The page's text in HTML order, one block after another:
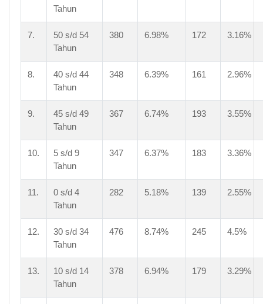
Tahun
7.
50 s/d 54
Tahun
380 6.98% 172 3.16%
8.
40 s/d 44
Tahun
348 6.39% 161 2.96%
9.
45 s/d 49
Tahun
367 6.74% 193 3.55%
10.
5 s/d 9
Tahun
347 6.37% 183 3.36%
11.
0 s/d 4
Tahun
282 5.18% 139 2.55%
12.
30 s/d 34
Tahun
476 8.74% 245 4.5%
13.
10 s/d 14
Tahun
378 6.94% 179 3.29%